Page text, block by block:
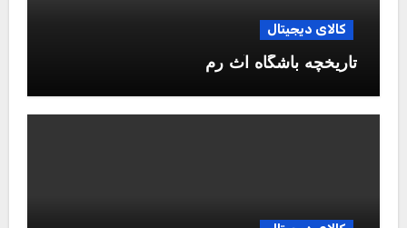
کالای دیجیتال
تاریخچه باشگاه آث رم